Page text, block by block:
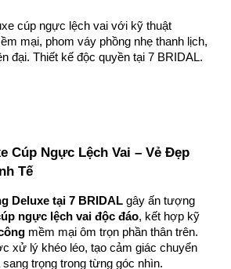
cúp ngực lệch vai với kỹ thuật
mại, phom váy phồng nhẹ thanh lịch,
đại. Thiết kế độc quyền tại 7 BRIDAL.
Cúp Ngực Lệch Vai – Vẻ Đẹp
Tế
Deluxe tại 7 BRIDAL gây ấn tượng
ngực lệch vai độc đáo, kết hợp kỹ
mềm mại ôm trọn phần thân trên.
xử lý khéo léo, tạo cảm giác chuyển
trọng trong từng góc nhìn.